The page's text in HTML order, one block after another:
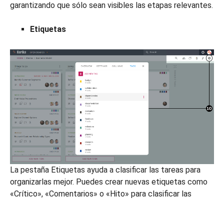
garantizando que sólo sean visibles las etapas relevantes.
Etiquetas
La pestaña Etiquetas ayuda a clasificar las tareas para
organizarlas mejor. Puedes crear nuevas etiquetas como
«Crítico», «Comentarios» o «Hito» para clasificar las